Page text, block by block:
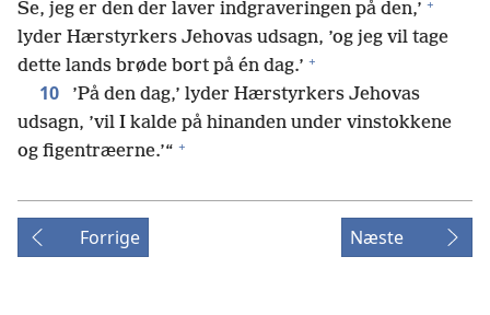
Se, jeg er den der laver indgraveringen på den,’ +
lyder Hærstyrkers Jehovas udsagn, ’og jeg vil tage
dette lands brøde bort på én dag.’ +
10
’På den dag,’ lyder Hærstyrkers Jehovas
udsagn, ’vil I kalde på hinanden under vinstokkene
og figentræerne.’“ +
Forrige Næste